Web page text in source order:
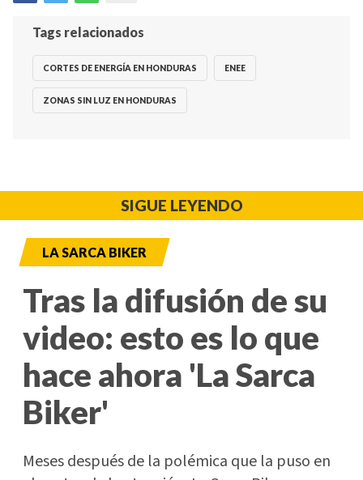
Tags relacionados
CORTES DE ENERGÍA EN HONDURAS ENEE
ZONAS SIN LUZ EN HONDURAS
SIGUE LEYENDO
LA SARCA BIKER
Tras la difusión de su
video: esto es lo que
hace ahora 'La Sarca
Biker'
Meses después de la polémica que la puso en